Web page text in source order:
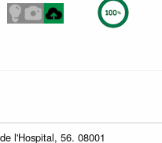
l'Hospital, 56. 08001